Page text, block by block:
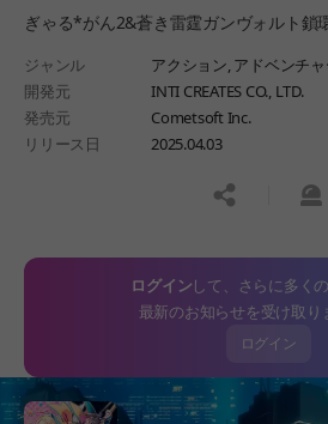
ぎゃる*がん2&蒼き雷霆ガンヴォルト鎖
ジャンル アクション, アドベンチ
開発元
INTI CREATES CO., LTD.
発売元
Cometsoft Inc.
リリース日
2025.04.03
공유하기
ログインして、さらに多く
最新のお知らせを受け取り
ログイン